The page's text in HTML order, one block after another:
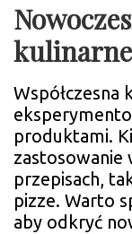
kulinarne
Współczesna
produktami.
zastosowanie
przepisach,
pizze. Warto
aby odkryć